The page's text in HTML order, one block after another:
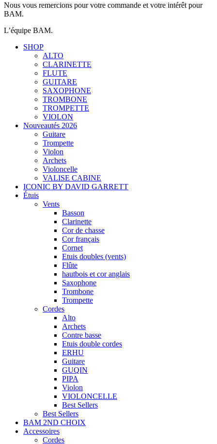
Nous vous remercions pour votre commande et votre intérêt pour
BAM.
L’équipe BAM.
SHOP
ALTO
CLARINETTE
FLUTE
GUITARE
SAXOPHONE
TROMBONE
TROMPETTE
VIOLON
Nouveautés 2026
Guitare
Trompette
Violon
Archets
Violoncelle
VALISE CABINE
ICONIC BY DAVID GARRETT
Étuis
Vents
Basson
Clarinette
Cor de chasse
Cor français
Cornet
Etuis doubles (vents)
Flûte
hautbois et cor anglais
Saxophone
Trombone
Trompette
Cordes
Alto
Archets
Contre basse
Etuis double cordes
ERHU
Guitare
GUQIN
PIPA
Violon
VIOLONCELLE
Best Sellers
Best Sellers
BAM 2ND CHOIX
Accessoires
Cordes